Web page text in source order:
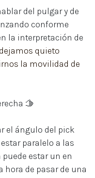
del pulgar y de
conforme
la interpretación de
quieto
la movilidad de
🫱
el ángulo del pick
paralelo a las
estar un en
hora de pasar de una